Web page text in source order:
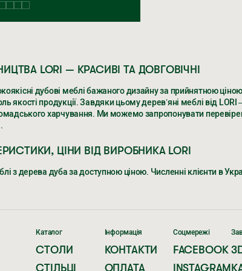
LORI — КРАСИВІ ТА ДОВГОВІЧНІ
дубові меблі бажаного дизайну за прийнятною
якості продукції. Завдяки цьому дерев’яні меблі від
харчування. Ми можемо запропонувати
ЦІНИ ВІД ВИРОБНИКА LORI
з дерева дуба за доступною ціною. Численні клієнти в
якості продукції. Завдяки цьому дерев’яні меблі від
харчування. Ми можемо запропонувати
Каталог
СТОЛИ
СТІЛЬЦІ
Інформація
КОНТАКТИ
ОПЛАТА
Соцмережі
FACEBOOK
INSTAGRAM